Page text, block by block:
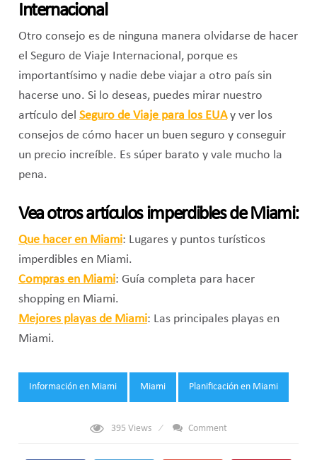
Internacional
Otro consejo es de ninguna manera olvidarse de hacer
el Seguro de Viaje Internacional, porque es
importantísimo y nadie debe viajar a otro país sin
hacerse uno. Si lo deseas, puedes mirar nuestro
artículo del Seguro de Viaje para los EUAy ver los
consejos de cómo hacer un buen seguro y conseguir
un precio increíble. Es súper barato y vale mucho la
pena.
Vea otros artículos imperdibles de Miami:
Que hacer en Miami: Lugares y puntos turísticos
imperdibles en Miami.
Compras en Miami: Guía completa para hacer
shopping en Miami.
Mejores playas de Miami: Las principales playas en
Miami.
Tags:
Información en Miami Miami Planificación en Miami
395Views Comment